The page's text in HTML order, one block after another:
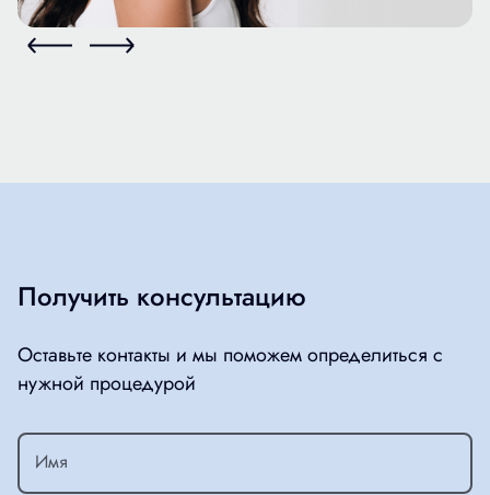
Получить консультацию
Оставьте контакты и мы поможем определиться с
нужной процедурой
Имя